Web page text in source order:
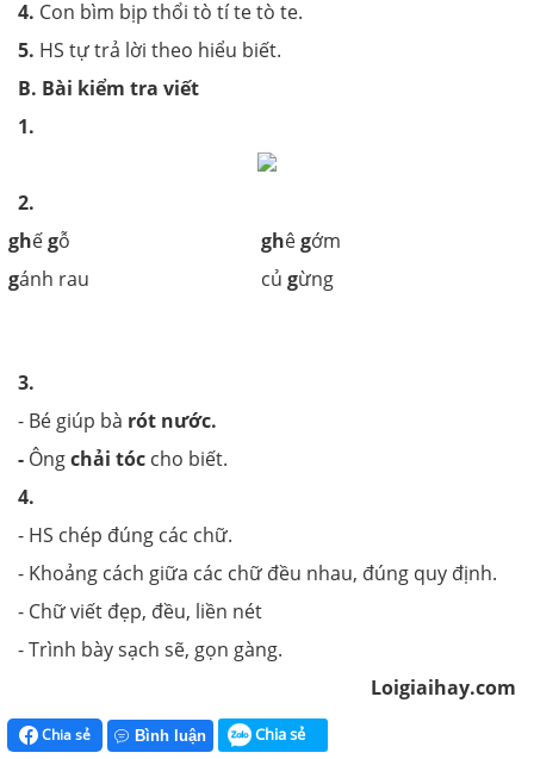
4. Con bìm bịp thổi tò tí te tò te.
5. HS tự trả lời theo hiểu biết.
B. Bài kiểm tra viết
1.
2.
ghếgỗ ghêgớm
gánh rau củ gừng
3.
- Bé giúp bà rót nước.
- Ôngchải tóc cho biết.
4.
- HS chép đúng các chữ.
- Khoảng cách giữa các chữ đều nhau, đúng quy định.
- Chữ viết đẹp, đều, liền nét
- Trình bày sạch sẽ, gọn gàng.
Loigiaihay.com
Chia sẻ Bình luận Chia sẻ